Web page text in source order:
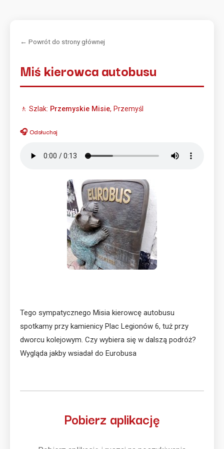
← Powrót do strony głównej
Miś kierowca autobusu
🚶 Szlak: Przemyskie Misie, Przemyśl
🎧 Odsłuchaj
Tego sympatycznego Misia kierowcę autobusu
spotkamy przy kamienicy Plac Legionów 6, tuż przy
dworcu kolejowym. Czy wybiera się w dalszą podróż?
Wygląda jakby wsiadał do Eurobusa
Pobierz aplikację